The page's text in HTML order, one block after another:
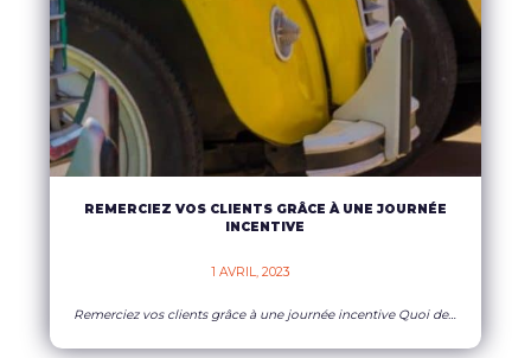
REMERCIEZ VOS CLIENTS GRÂCE À UNE JOURNÉE
INCENTIVE
1 AVRIL, 2023
Remerciez vos clients grâce à une journée incentive Quoi de mieux que de vivre une aventure unique et insolite grâce à une journée incentive pour remercier vos clients. En effet, en incluant un challenge et des récompenses vous les motiverez et gagnerez leur fidélité. Uniquement dans votre intérêt, vous ferez la différence et y gagnerez.